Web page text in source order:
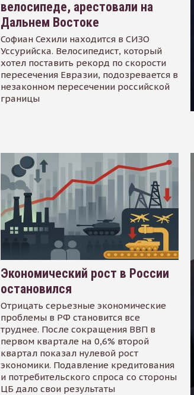
велосипеде, арестовали на
Дальнем Востоке
Софиан Сехили находится в СИЗО
Уссурийска. Велосипедист, который
хотел поставить рекорд по скорости
пересечения Евразии, подозревается в
незаконном пересечении российской
границы
Экономический рост в России
остановился
Отрицать серьезные экономические
проблемы в РФ становится все
труднее. После сокращения ВВП в
первом квартале на 0,6% второй
квартал показал нулевой рост
экономики. Подавление кредитования
и потребительского спроса со стороны
ЦБ дало свои результаты